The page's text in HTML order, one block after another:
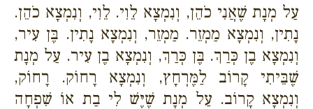
עַל מְנָת שֶׁאֲנִי כֹהֵן, וְנִמְצָא לֵוִי. לֵוִי, וְנִמְצָא כֹהֵן.
נָתִין, וְנִמְצָא מַמְזֵר. מַמְזֵר, וְנִמְצָא נָתִין. בֶּן עִיר,
וְנִמְצָא בֶן כְּרַךְ. בֶּן כְּרַךְ, וְנִמְצָא בֶן עִיר. עַל מְנָת
שֶׁבֵּיתִי קָרוֹב לַמֶּרְחָץ, וְנִמְצָא רָחוֹק. רָחוֹק,
וְנִמְצָא קָרוֹב. עַל מְנָת שֶׁיֶּשׁ לִי בַת אוֹ שִׁפְחָה